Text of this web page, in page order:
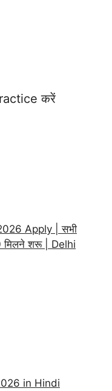
करें
Apply | सभी
मिलने शरू | Delhi
in Hindi